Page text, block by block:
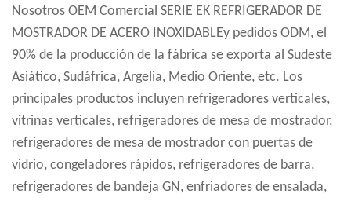
Nosotros OEM Comercial SERIE EK REFRIGERADOR DE
MOSTRADOR DE ACERO INOXIDABLEy pedidos ODM, el
90% de la producción de la fábrica se exporta al Sudeste
Asiático, Sudáfrica, Argelia, Medio Oriente, etc. Los
principales productos incluyen refrigeradores verticales,
vitrinas verticales, refrigeradores de mesa de mostrador,
refrigeradores de mesa de mostrador con puertas de
vidrio, congeladores rápidos, refrigeradores de barra,
refrigeradores de bandeja GN, enfriadores de ensalada,